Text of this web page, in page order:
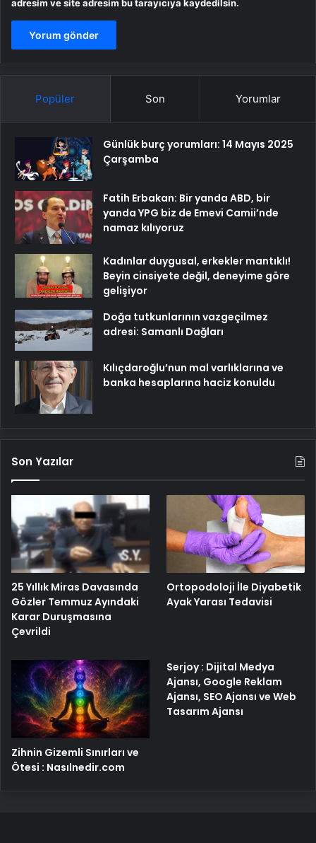
adresim ve site adresim bu tarayıcıya kaydedilsin.
Popüler Son Yorumlar
Günlük burç yorumları: 14 Mayıs 2025
Çarşamba
Fatih Erbakan: Bir yanda ABD, bir
yanda YPG biz de Emevi Camii’nde
namaz kılıyoruz
Kadınlar duygusal, erkekler mantıklı!
Beyin cinsiyete değil, deneyime göre
gelişiyor
Doğa tutkunlarının vazgeçilmez
adresi: Samanlı Dağları
Kılıçdaroğlu’nun mal varlıklarına ve
banka hesaplarına haciz konuldu
Son Yazılar
25 Yıllık Miras Davasında
Gözler Temmuz Ayındaki
Karar Duruşmasına
Çevrildi
Ortopodoloji İle Diyabetik
Ayak Yarası Tedavisi
Zihnin Gizemli Sınırları ve
Ötesi : Nasılnedir.com
Serjoy : Dijital Medya
Ajansı, Google Reklam
Ajansı, SEO Ajansı ve Web
Tasarım Ajansı